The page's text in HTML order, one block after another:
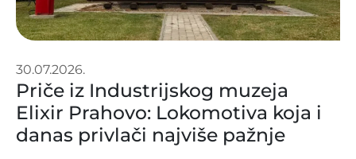
30.07.2026.
Priče iz Industrijskog muzeja
Elixir Prahovo: Lokomotiva koja i
danas privlači najviše pažnje